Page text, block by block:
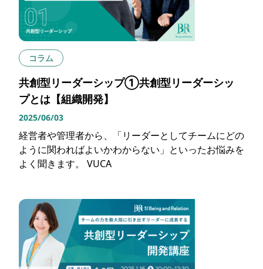
コラム
共創型リーダーシップ①共創型リーダーシッ
プとは【組織開発】
2025/06/03
経営者や管理者から、「リーダーとしてチームにどの
ように関わればよいかわからない」といったお悩みを
よく聞きます。 VUCA